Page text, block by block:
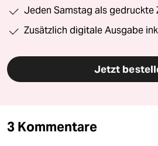
Jeden Samstag als gedruckte
Zusätzlich digitale Ausgabe
Jetzt
3 Kommentare